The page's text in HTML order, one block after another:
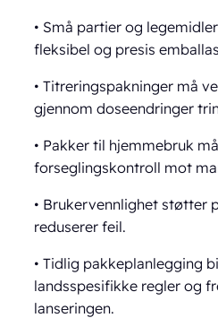
• Små partier og
fleksibel og presis
• Titreringspakninger må
gjennom doseendringer
• Pakker til hjemmebruk
forseglingskontroll mot
• Brukervennlighet støtter
reduserer feil.
• Tidlig pakkeplanlegging
landsspesifikke regler og
lanseringen.